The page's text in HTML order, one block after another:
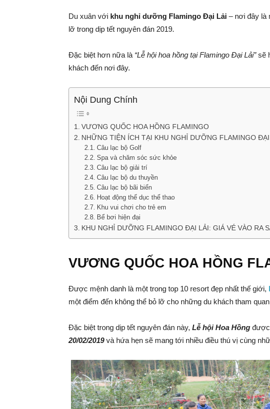
Du xuân với khu nghỉ dưỡng Flamingo Đại Lải – nơi đây là
lỡ trong dịp tết nguyên đán 2019.
Đặc biệt hơn nữa là “Lễ hội hoa hồng tại Flamingo Đại Lải”sẽ
khách đến nơi đây.
Nội Dung Chính
VƯƠNG QUỐC HOA HỒNG FLAMINGO
NHỮNG TIỆN ÍCH TẠI KHU NGHỈ DƯỠNG FLAMINGO
Câu lạc bộ Golf
Spa và chăm sóc sức khỏe
Câu lạc bộ giải trí
Câu lạc bộ du thuyền
Câu lạc bộ bãi biển
Hoạt động thể dục thể thao
Khu vui chơi cho trẻ em
Bể bơi hiện đại
KHU NGHỈ DƯỠNG FLAMINGO ĐẠI LẢI: GIÁ VÉ VÀO RA
VƯƠNG QUỐC HOA HỒNG
Được mệnh danh là một trong top 10 resort đẹp nhất thế giới,
một điểm đến không thể bỏ lỡ cho những du khách tham
Đặc biệt trong dịp tết nguyên đán này, Lễ hội Hoa Hồng
20/02/2019và hứa hẹn sẽ mang tới nhiều điều thú vị cùng